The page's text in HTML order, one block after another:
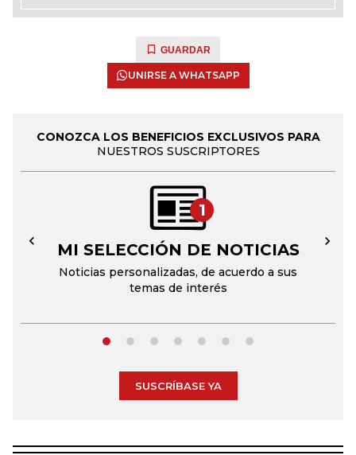
GUARDAR
UNIRSE A WHATSAPP
CONOZCA LOS BENEFICIOS EXCLUSIVOS PARA
NUESTROS SUSCRIPTORES
1
MI SELECCIÓN DE NOTICIAS
Noticias personalizadas, de acuerdo a sus
temas de interés
← →
SUSCRÍBASE YA